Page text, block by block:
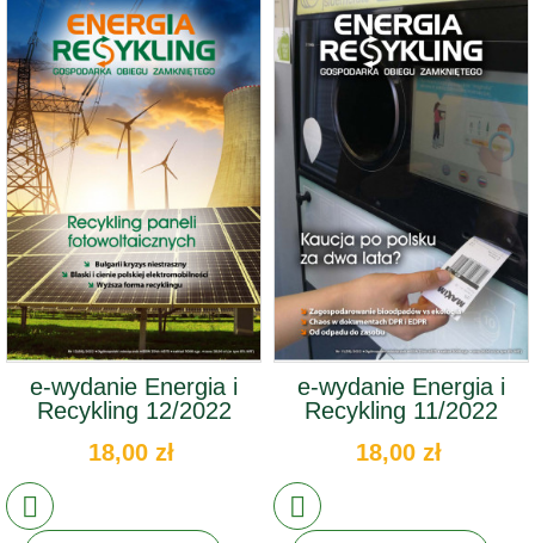
e-wydanie Energia i
Recykling 12/2022
18,00 zł
e-wydanie Energia i
Recykling 11/2022
18,00 zł